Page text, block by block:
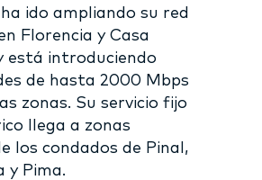
ido ampliando su red
Florencia y Casa
está introduciendo
de hasta 2000 Mbps
zonas. Su servicio fijo
llega a zonas
los condados de Pinal,
y Pima.